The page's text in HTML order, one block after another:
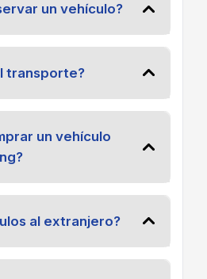
un vehículo?
transporte?
un vehículo
al extranjero?